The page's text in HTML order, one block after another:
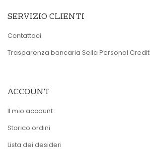
SERVIZIO CLIENTI
Contattaci
Trasparenza bancaria Sella Personal Credit
ACCOUNT
Il mio account
Storico ordini
Lista dei desideri